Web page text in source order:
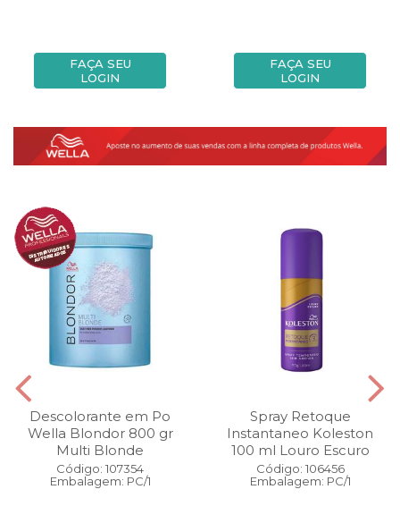
FAÇA SEU
LOGIN
FAÇA SEU
LOGIN
Descolorante em Po
Wella Blondor 800 gr
Multi Blonde
Código: 107354
Embalagem: PC/1
Spray Retoque
Instantaneo Koleston
100 ml Louro Escuro
Código: 106456
Embalagem: PC/1